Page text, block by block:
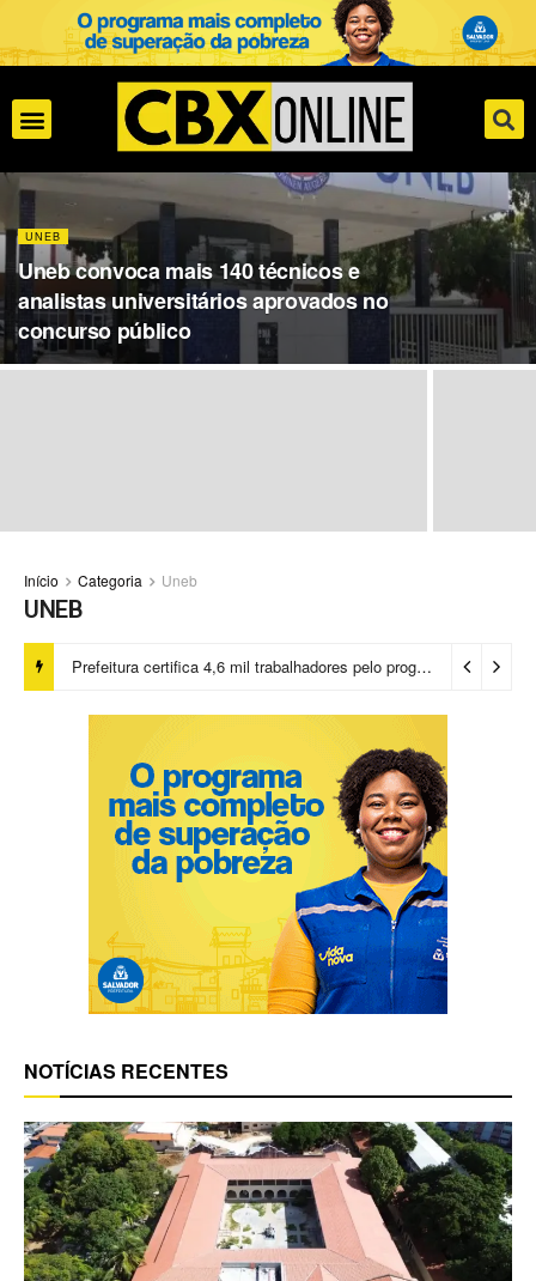
UNEB
Uneb convoca mais 140 técnicos e
analistas universitários aprovados no
concurso público
Início Categoria Uneb
UNEB
Prefeitura certifica 4,6 mil trabalhadores pelo programa Treinar para Empregar e realiza Feirão de Empregabilidade
NOTÍCIAS RECENTES